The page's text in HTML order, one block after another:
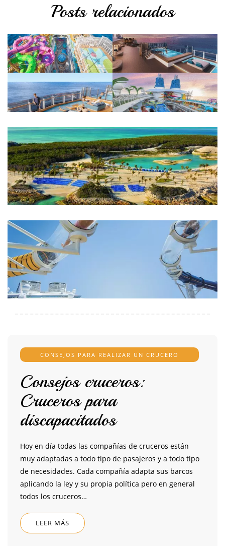
Posts relacionados
CONSEJOS PARA REALIZAR UN CRUCERO
Consejos cruceros:
Cruceros para
discapacitados
Hoy en día todas las compañías de cruceros están
muy adaptadas a todo tipo de pasajeros y a todo tipo
de necesidades. Cada compañía adapta sus barcos
aplicando la ley y su propia política pero en general
todos los cruceros…
LEER MÁS